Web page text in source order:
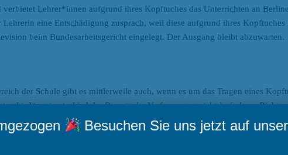
verbietet Lehrer*innen aufgrund ihres Kopftuches das Unterrichten an
Lehrerin eine Entschädigung zusprach, weil diese aufgrund ihres
beim Bundesarbeitsgericht eingelegt. Der Ausgang bleibt abzuwarten.
der Schule gibt es mittlerweile auch, wenn es um das Tragen eines
geht. Jüngst entschied derBayerische Verfassungsgerichtshof, dass
mit Außenkontakt keine sichtbaren religiös oder
Zweifel an ihrer Unabhängigkeit, Neutralität oder ausschließlichen
Besuchen Sie uns jetzt auf